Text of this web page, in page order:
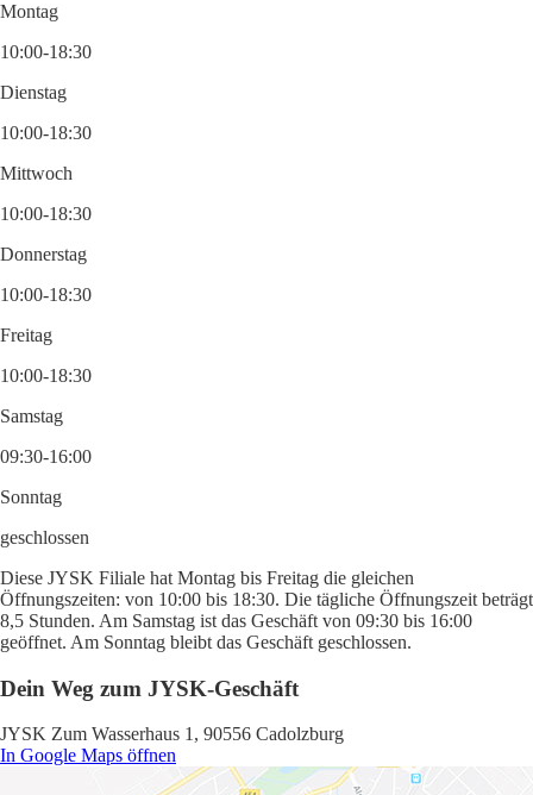
Montag
10:00-18:30
Dienstag
10:00-18:30
Mittwoch
10:00-18:30
Donnerstag
10:00-18:30
Freitag
10:00-18:30
Samstag
09:30-16:00
Sonntag
geschlossen
Diese JYSK Filiale hat Montag bis Freitag die gleichen
Öffnungszeiten: von 10:00 bis 18:30. Die tägliche Öffnungszeit beträgt
8,5 Stunden. Am Samstag ist das Geschäft von 09:30 bis 16:00
geöffnet. Am Sonntag bleibt das Geschäft geschlossen.
Dein Weg zum JYSK-Geschäft
JYSK Zum Wasserhaus 1, 90556 Cadolzburg
In Google Maps öffnen